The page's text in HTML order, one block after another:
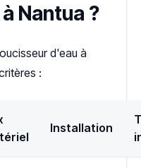
Nantua ?
d'eau à
:
Installation